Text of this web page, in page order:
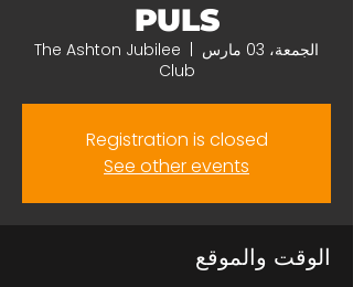
PULS
الجمعة، 03 مارس
The Ashton Jubilee
Club
Registration is closed
See other events
الوقت والموقع